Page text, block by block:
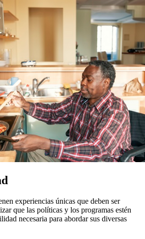
experiencias únicas que deben ser
que las políticas y los programas estén
necesaria para abordar sus diversas